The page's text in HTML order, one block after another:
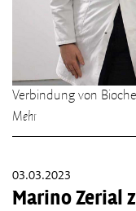
Verbindung von
Mehr
03.03.2023
Marino Zerial